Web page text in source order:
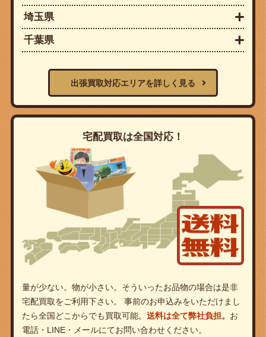
埼玉県
千葉県
出張買取対応エリアを詳しく見る
宅配買取は全国対応！
量が少ない。物が小さい。そういったお品物の場合は是非
宅配買取をご利用下さい。 事前のお申込みをいただけまし
たら全国どこからでも買取可能。 送料は全て弊社負担。 お
電話・LINE・メールにてお問い合わせください。